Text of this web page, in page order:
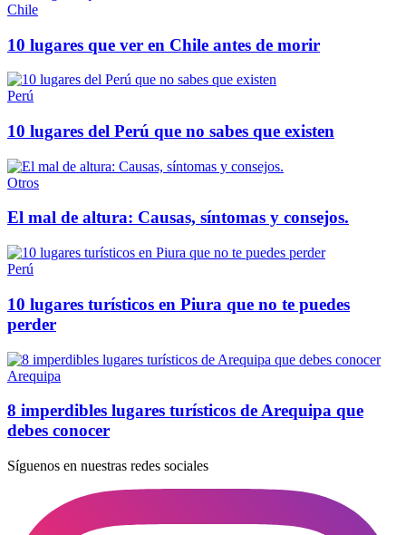
Chile
10 lugares que ver en Chile antes de morir
Perú
10 lugares del Perú que no sabes que existen
Otros
El mal de altura: Causas, síntomas y consejos.
Perú
10 lugares turísticos en Piura que no te puedes
perder
Arequipa
8 imperdibles lugares turísticos de Arequipa que
debes conocer
Síguenos en nuestras redes sociales